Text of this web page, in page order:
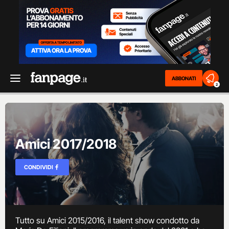
ABBONATI
2
Amici 2017/2018
CONDIVIDI
Tutto su Amici 2015/2016, il talent show condotto da